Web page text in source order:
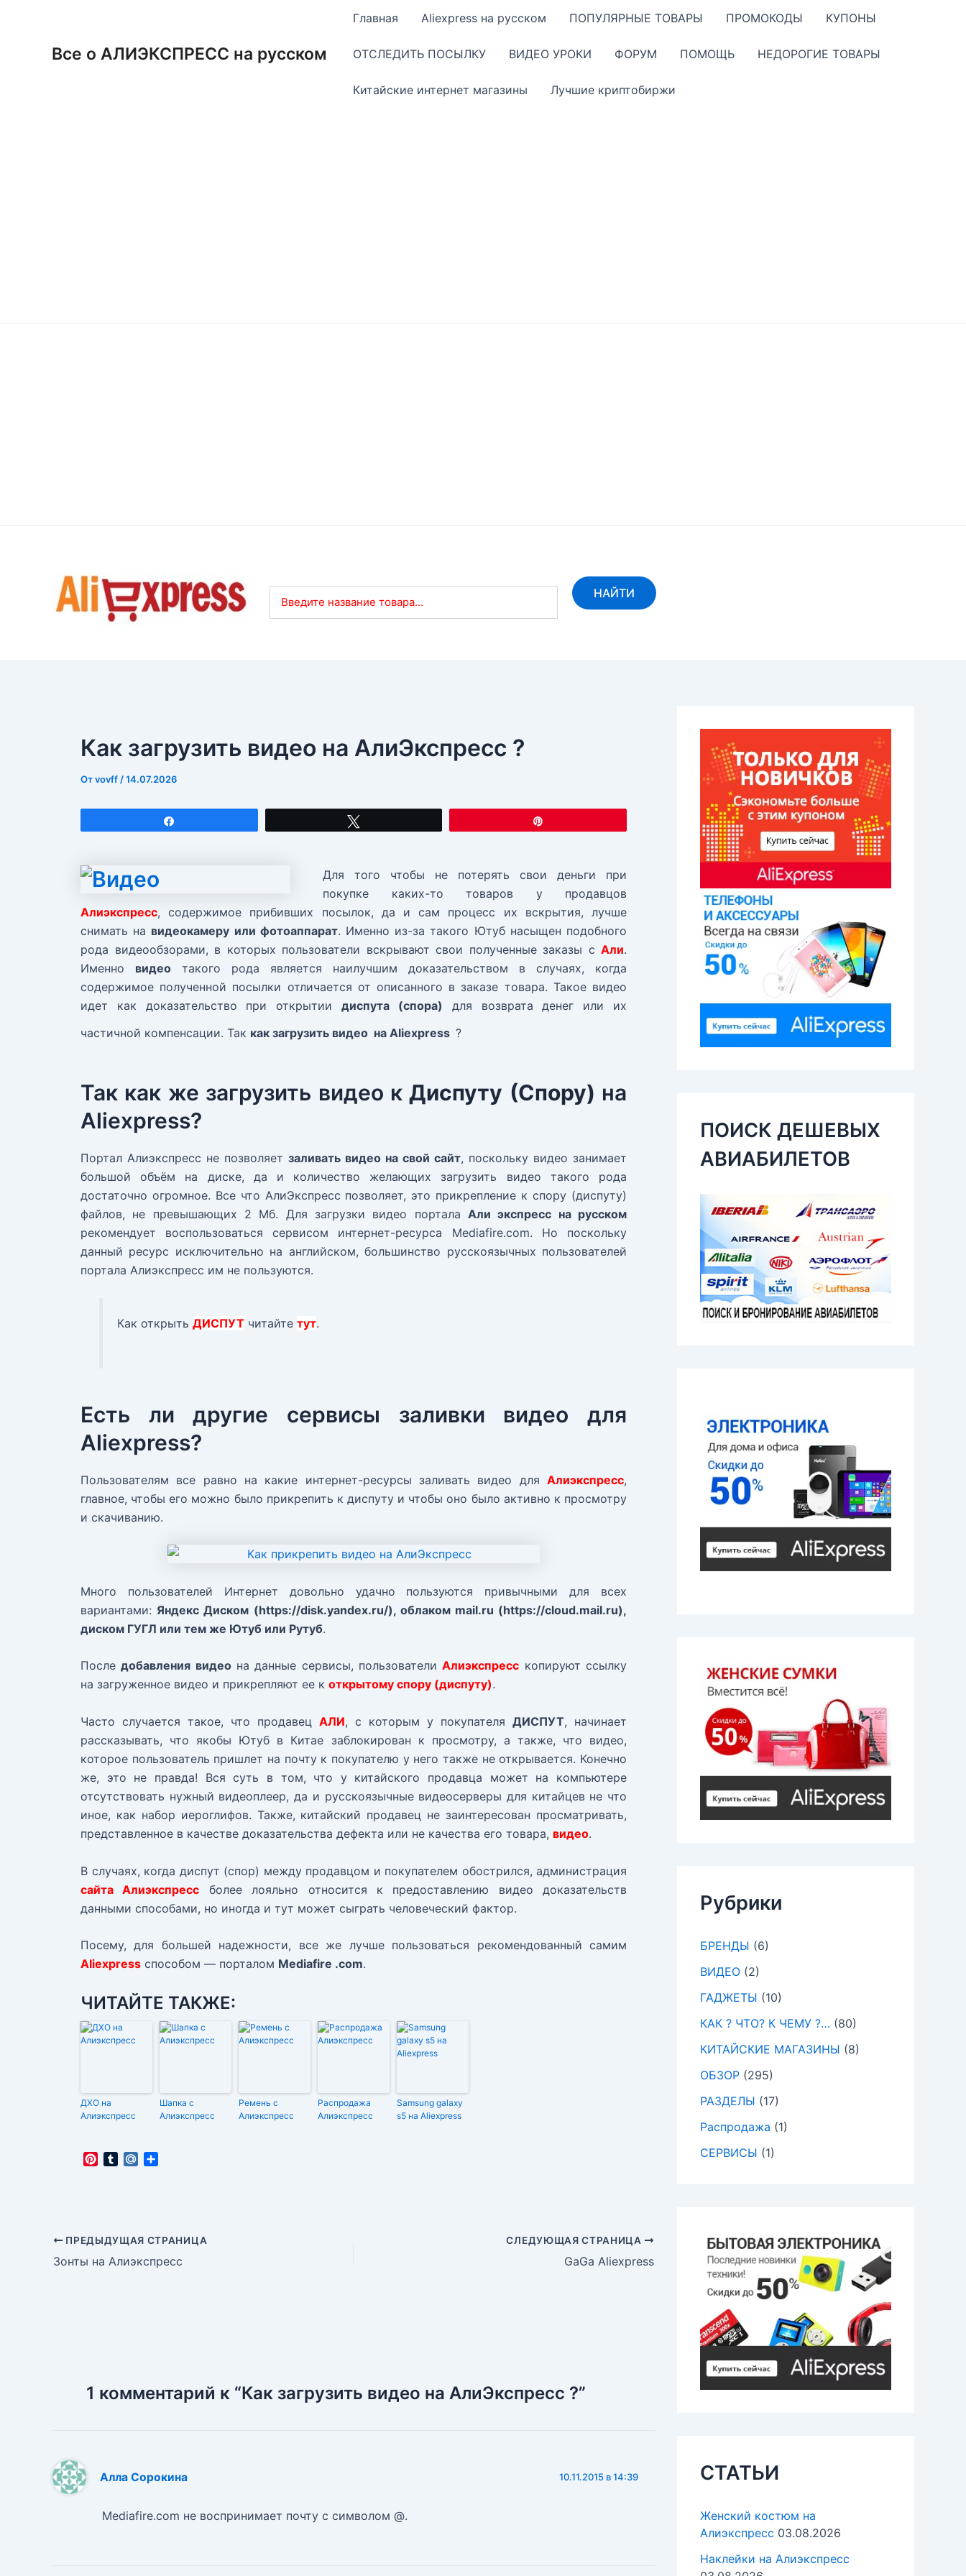
содержимомуВсе о АЛИЭКСПРЕСС на русском
Главная Aliexpress на русском ПОПУЛЯРНЫЕ ТОВАРЫ ПРОМОКОДЫ КУПОНЫ
ОТСЛЕДИТЬ ПОСЫЛКУ ВИДЕО УРОКИ ФОРУМ ПОМОЩЬ НЕДОРОГИЕ ТОВАРЫ
Китайские интернет магазины Лучшие криптобиржи
Введите название товара...
НАЙТИ
Как загрузить видео на АлиЭкспресс ?
Отvovff /14.07.2026
Для того чтобы не потерять свои деньги при
покупке каких-то товаров у продавцов
Алиэкспресс, содержимое прибивших посылок, да и сам процесс их вскрытия, лучше
снимать на видеокамеру или фотоаппарат. Именно из-за такого Ютуб насыщен подобного
рода видеообзорами, в которых пользователи вскрывают свои полученные заказы с Али.
Именно видео такого рода является наилучшим доказательством в случаях, когда
содержимое полученной посылки отличается от описанного в заказе товара. Такое видео
идет как доказательство при открытиидиспута (спора) для возврата денег или их
частичной компенсации. Так как загрузить видео на Aliexpress ?
Так как же загрузить видео кДиспуту (Спору) на
Aliexpress?
Портал Алиэкспресс не позволяет заливать видео на свой сайт, поскольку видео занимает
большой объём на диске, да и количество желающих загрузить видео такого рода
достаточно огромное. Все что АлиЭкспресс позволяет, это прикрепление к спору (диспуту)
файлов, не превышающих 2 Мб. Для загрузки видео портала Али экспресс на русском
рекомендует воспользоваться сервисом интернет-ресурса Mediafire.com. Но поскольку
данный ресурс исключительно на английском, большинство русскоязычных пользователей
портала Алиэкспресс им не пользуются.
Как открытьДИСПУТ читайтетут.
Есть ли другие сервисы заливки видео для
Aliexpress?
Пользователям все равно на какие интернет-ресурсы заливать видео для Алиэкспресс,
главное, чтобы его можно было прикрепить к диспуту и чтобы оно было активно к просмотру
и скачиванию.
Много пользователей Интернет довольно удачно пользуются привычными для всех
вариантами: Яндекс Диском (https://disk.yandex.ru/), облаком mail.ru (https://cloud.mail.ru),
диском ГУГЛ или тем же Ютуб или Рутуб.
Последобавления видеона данные сервисы, пользователиАлиэкспресс копируют ссылку
на загруженное видео и прикрепляют ее к открытому спору (диспуту).
Часто случается такое, что продавец АЛИ, с которым у покупателя ДИСПУТ, начинает
рассказывать, что якобы Ютуб в Китае заблокирован к просмотру, а также, что видео,
которое пользователь пришлет на почту к покупателю у него также не открывается. Конечно
же, это не правда! Вся суть в том, что у китайского продавца может на компьютере
отсутствовать нужный видеоплеер, да и русскоязычные видеосерверы для китайцев не что
иное, как набор иероглифов. Также, китайский продавец не заинтересован просматривать,
представленное в качестве доказательства дефекта или не качества его товара, видео.
В случаях, когда диспут (спор) между продавцом и покупателем обострился, администрация
сайта Алиэкспресс более лояльно относится к предоставлению видео доказательств
данными способами, но иногда и тут может сыграть человеческий фактор.
Посему, для большей надежности, все же лучше пользоваться рекомендованный самим
Aliexpress способом — порталом Mediafire .com.
ЧИТАЙТЕ ТАКЖЕ:
ДХО на
Алиэкспресс
Шапка с
Алиэкспресс
Ремень с
Алиэкспресс
Распродажа
Алиэкспресс
Samsung galaxy
s5 на Aliexpress
e
s
M
u
и
т
Навигация
по
ПРЕДЫДУЩАЯ СТРАНИЦА
Зонты на Алиэкспресс
СЛЕДУЮЩАЯ СТРАНИЦА
GaGa Aliexpress
1 комментарий к “Как загрузить видео на АлиЭкспресс ?”
Алла Сорокина 10.11.2015 в 14:39
Mediafire.com не воспринимает почту с символом @.
ПОИСК ДЕШЕВЫХ
АВИАБИЛЕТОВ
Рубрики
БРЕНДЫ (6)
ВИДЕО (2)
ГАДЖЕТЫ (10)
КАК ? ЧТО? К ЧЕМУ ?… (80)
КИТАЙСКИЕ МАГАЗИНЫ (8)
ОБЗОР (295)
РАЗДЕЛЫ (17)
Распродажа (1)
СЕРВИСЫ (1)
СТАТЬИ
Женский костюм на
Алиэкспресс 03.08.2026
Наклейки на Алиэкспресс